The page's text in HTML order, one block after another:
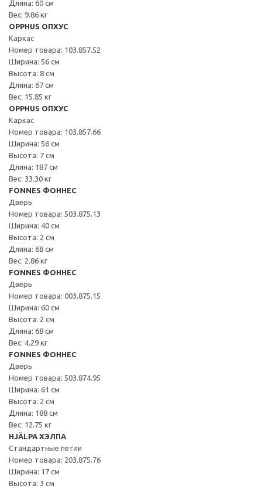
Длина: 60 см
Вес: 9.86 кг
OPPHUS ОПХУС
Каркас
Номер товара: 103.857.52
Ширина: 56 см
Высота: 8 см
Длина: 67 см
Вес: 15.85 кг
OPPHUS ОПХУС
Каркас
Номер товара: 103.857.66
Ширина: 56 см
Высота: 7 см
Длина: 187 см
Вес: 33.30 кг
FONNES ФОННЕС
Дверь
Номер товара: 503.875.13
Ширина: 40 см
Высота: 2 см
Длина: 68 см
Вес: 2.86 кг
FONNES ФОННЕС
Дверь
Номер товара: 003.875.15
Ширина: 60 см
Высота: 2 см
Длина: 68 см
Вес: 4.29 кг
FONNES ФОННЕС
Дверь
Номер товара: 503.874.95
Ширина: 61 см
Высота: 2 см
Длина: 188 см
Вес: 12.75 кг
HJÄLPA ХЭЛПА
Стандартные петли
Номер товара: 203.875.76
Ширина: 17 см
Высота: 3 см